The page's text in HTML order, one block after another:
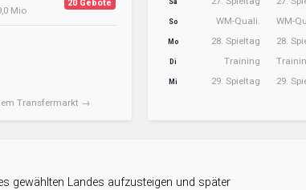
Mio
20 Gebote
Transfermarkt →
So WM-Quali.
Mo 28. Spieltag
Di Training
Mi 29. Spieltag
WM-
28.
29.
gewählten Landes aufzusteigen und später